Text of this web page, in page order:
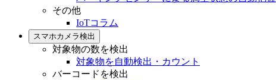
その他
IoTコラム
スマホカメラ検出
対象物の数を検出
対象物を自動検出・カウント
バーコードを検出